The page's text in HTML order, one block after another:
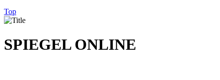
Top
SPIEGEL ONLINE